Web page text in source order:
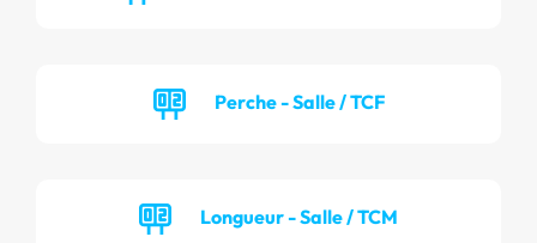
Perche - Salle / TCF
Longueur - Salle / TCM